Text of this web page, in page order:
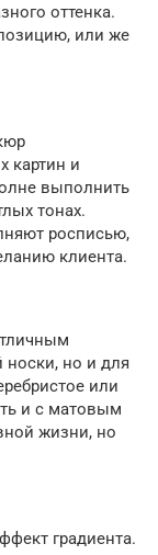
оттенка.
или же
картин и
выполнить
тонах.
росписью,
клиента.
но и для
или
и с матовым
жизни, но
градиента.